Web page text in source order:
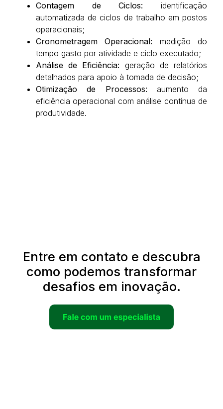
Contagem de Ciclos: identificação
automatizada de ciclos de trabalho em postos
operacionais;
Cronometragem Operacional: medição do
tempo gasto por atividade e ciclo executado;
Análise de Eficiência: geração de relatórios
detalhados para apoio à tomada de decisão;
Otimização de Processos: aumento da
eficiência operacional com análise contínua de
produtividade.
Entre em contato e descubra
como podemos transformar
desafios em inovação.